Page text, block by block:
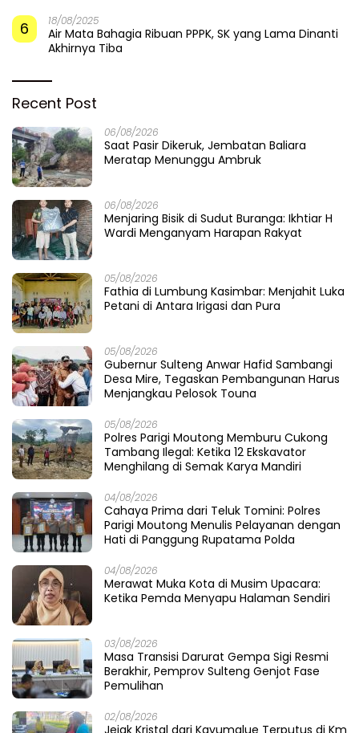
6 18/08/2025
Air Mata Bahagia Ribuan PPPK, SK yang Lama Dinanti
Akhirnya Tiba
Recent Post
06/08/2026
Saat Pasir Dikeruk, Jembatan Baliara
Meratap Menunggu Ambruk
06/08/2026
Menjaring Bisik di Sudut Buranga: Ikhtiar H
Wardi Menganyam Harapan Rakyat
05/08/2026
Fathia di Lumbung Kasimbar: Menjahit Luka
Petani di Antara Irigasi dan Pura
05/08/2026
Gubernur Sulteng Anwar Hafid Sambangi
Desa Mire, Tegaskan Pembangunan Harus
Menjangkau Pelosok Touna
05/08/2026
Polres Parigi Moutong Memburu Cukong
Tambang Ilegal: Ketika 12 Ekskavator
Menghilang di Semak Karya Mandiri
04/08/2026
Cahaya Prima dari Teluk Tomini: Polres
Parigi Moutong Menulis Pelayanan dengan
Hati di Panggung Rupatama Polda
04/08/2026
Merawat Muka Kota di Musim Upacara:
Ketika Pemda Menyapu Halaman Sendiri
03/08/2026
Masa Transisi Darurat Gempa Sigi Resmi
Berakhir, Pemprov Sulteng Genjot Fase
Pemulihan
02/08/2026
Jejak Kristal dari Kayumalue Terputus di Km